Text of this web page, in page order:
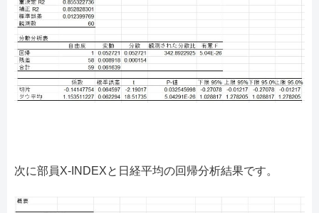
次に部員X-INDEXと日経平均の回帰分析結果です。